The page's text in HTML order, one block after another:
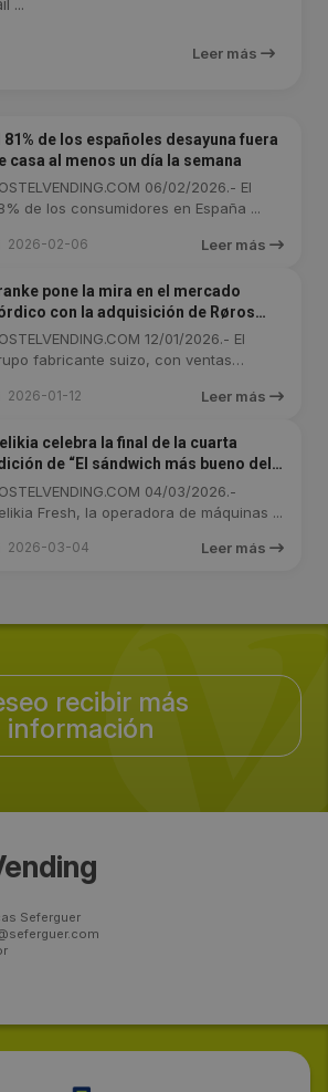
Leer más
81% de los españoles desayuna fuera
casa al menos un día la semana
06/02/2026.- El
de los consumidores en España ...
2026-02-06 Leer más
pone la mira en el mercado
con la adquisición de Røros
12/01/2026.- El
fabricante suizo, con ventas
2026-01-12 Leer más
celebra la final de la cuarta
de “El sándwich más bueno del
04/03/2026.-
Fresh, la operadora de máquinas ...
2026-03-04 Leer más
recibir más
información
Seferguer